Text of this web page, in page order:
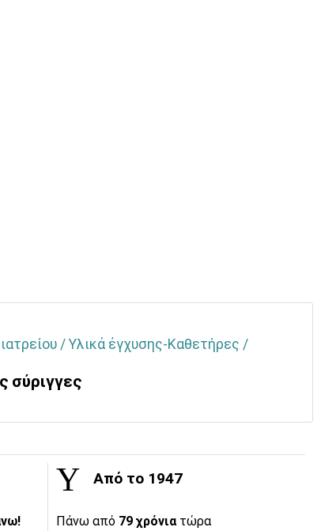
/ Υλικά έγχυσης-Καθετήρες /
σύριγγες
Από το 1947
Πάνω από 79 χρόνια τώρα